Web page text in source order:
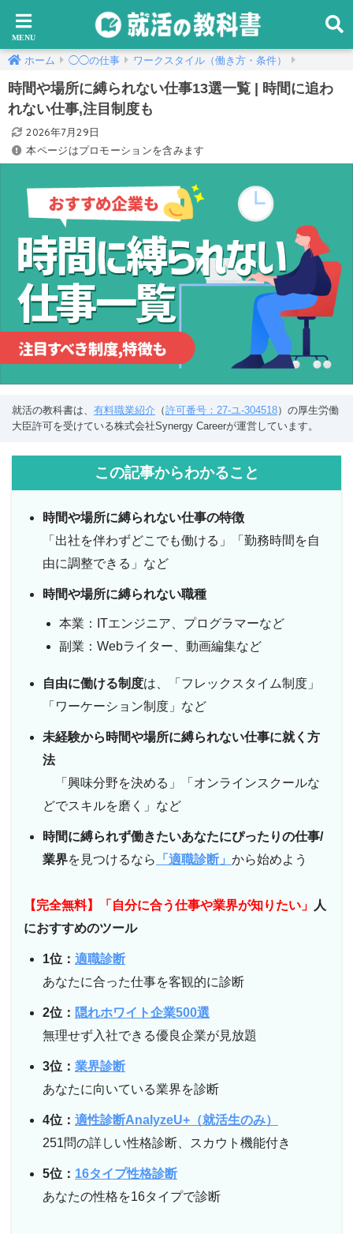
ホーム ◯◯の仕事 ワークスタイル（働き方・条件）
時間や場所に縛られない仕事13選一覧 | 時間に追わ
れない仕事,注目制度も
2026年7月29日
本ページはプロモーションを含みます
就活の教科書は、 有料職業紹介 （許可番号：27-ユ-304518）の厚生労働
大臣許可を受けている株式会社Synergy Careerが運営しています。
この記事からわかること
時間や場所に縛られない仕事の特徴
「出社を伴わずどこでも働ける」「勤務時間を自
由に調整できる」など
時間や場所に縛られない職種
本業：ITエンジニア、プログラマーなど
副業：Webライター、動画編集など
自由に働ける制度は、「フレックスタイム制度」
「ワーケーション制度」など
未経験から時間や場所に縛られない仕事に就く方
法
「興味分野を決める」「オンラインスクールな
どでスキルを磨く」など
時間に縛られず働きたいあなたにぴったりの仕事/
業界を見つけるなら 「適職診断」 から始めよう
【完全無料】「自分に合う仕事や業界が知りたい」
人
におすすめのツール
1位： 適職診断
あなたに合った仕事を客観的に診断
2位： 隠れホワイト企業500選
無理せず入社できる優良企業が見放題
3位： 業界診断
あなたに向いている業界を診断
4位： 適性診断AnalyzeU+（就活生のみ）
251問の詳しい性格診断、スカウト機能付き
5位： 16タイプ性格診断
あなたの性格を16タイプで診断